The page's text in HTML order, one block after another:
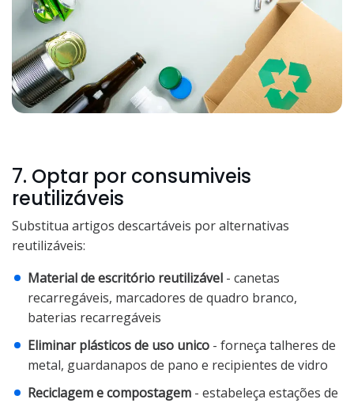
7. Optar por consumiveis
reutilizáveis
Substitua artigos descartáveis por alternativas
reutilizáveis:
Material de escritório reutilizável - canetas
recarregáveis, marcadores de quadro branco,
baterias recarregáveis
Eliminar plásticos de uso unico - forneça talheres de
metal, guardanapos de pano e recipientes de vidro
Reciclagem e compostagem - estabeleça estações de